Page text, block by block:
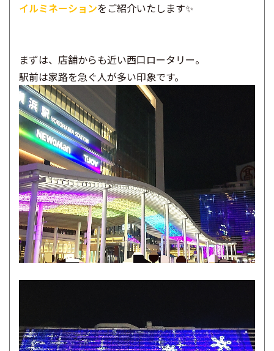
イルミネーションをご紹介いたします✨
まずは、店舗からも近い西口ロータリー。
駅前は家路を急ぐ人が多い印象です。